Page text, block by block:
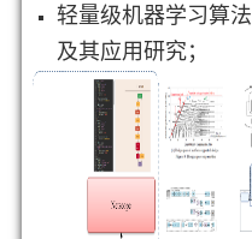
轻量级机器学习算法
及其应用研究；